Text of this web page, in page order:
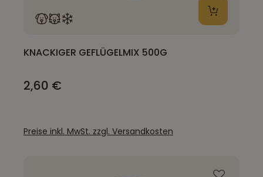
KNACKIGER GEFLÜGELMIX 500G
2,60 €
Preise inkl. MwSt. zzgl. Versandkosten